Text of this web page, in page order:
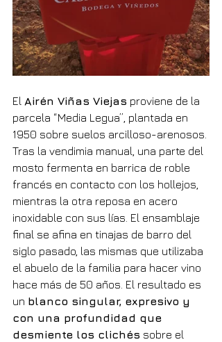
El Airén Viñas Viejas proviene de la
parcela “Media Legua”, plantada en
1950 sobre suelos arcilloso-arenosos.
Tras la vendimia manual, una parte del
mosto fermenta en barrica de roble
francés en contacto con los hollejos,
mientras la otra reposa en acero
inoxidable con sus lías. El ensamblaje
final se afina en tinajas de barro del
siglo pasado, las mismas que utilizaba
el abuelo de la familia para hacer vino
hace más de 50 años. El resultado es
un blanco singular, expresivo y
con una profundidad que
desmiente los clichés sobre el